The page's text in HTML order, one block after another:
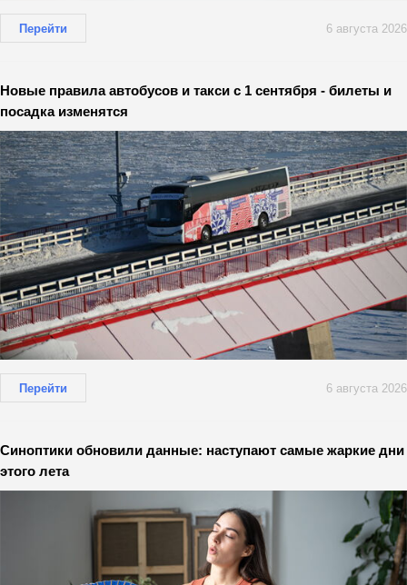
Перейти 6 августа 2026
Новые правила автобусов и такси с 1 сентября - билеты и
посадка изменятся
Перейти 6 августа 2026
Синоптики обновили данные: наступают самые жаркие дни
этого лета